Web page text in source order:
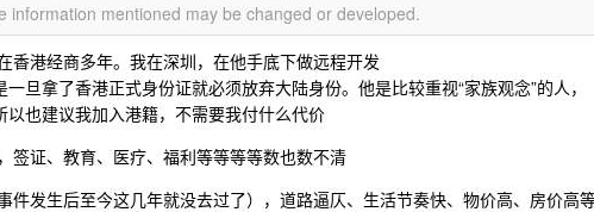
information mentioned may be changed or developed.
香港经商多年。我在深圳，在他手底下做远程开发
旦拿了香港正式身份证就必须放弃大陆身份。他是比较重视“家族观念”的人，
也建议我加入港籍，不需要我付什么代价
签证、教育、医疗、福利等等等等数也数不清
件发生后至今这几年就没去过了），道路逼仄、生活节奏快、物价高、房价高